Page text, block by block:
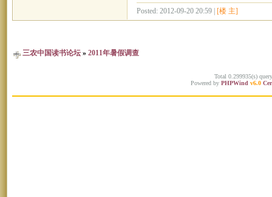
Posted: 2012-09-20 20:59 | [楼 主]
三农中国读书论坛 » 2011年暑假调查
Total 0.299935(s)
Powered by PHPWind v6.0